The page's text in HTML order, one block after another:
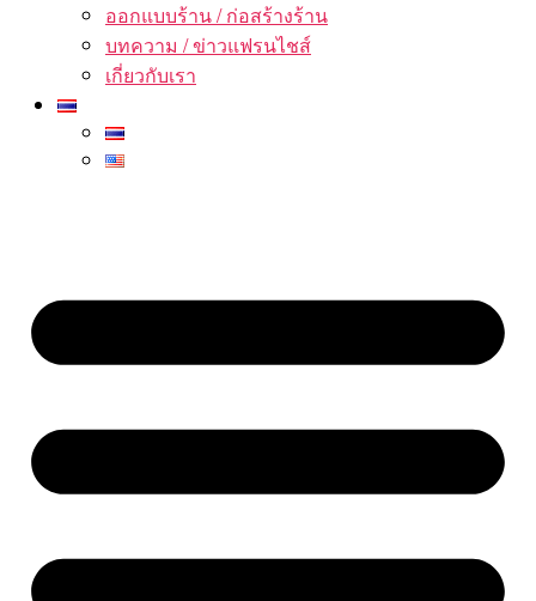
ออกแบบร้าน / ก่อสร้างร้าน
บทความ / ข่าวแฟรนไชส์
เกี่ยวกับเรา